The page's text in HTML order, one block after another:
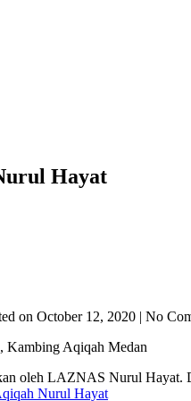
Hayat
on October 12, 2020 | No
Kambing Aqiqah Medan
oleh LAZNAS Nurul
Nurul Hayat